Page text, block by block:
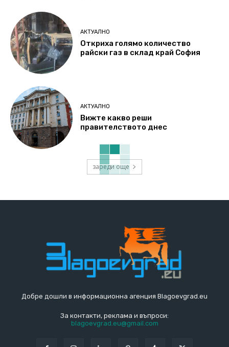
АКТУАЛНО
Откриха голямо количество
райски газ в склад край София
АКТУАЛНО
Вижте какво реши
правителството днес
зареди още
Добре дошли в информационна агенция Blagoevgrad.eu
За контакти, реклама и въпроси:
blagoevgrad.eu@gmail.com